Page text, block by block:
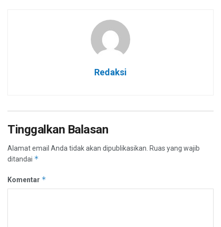
Redaksi
Tinggalkan Balasan
Alamat email Anda tidak akan dipublikasikan. Ruas yang wajib
ditandai *
Komentar *